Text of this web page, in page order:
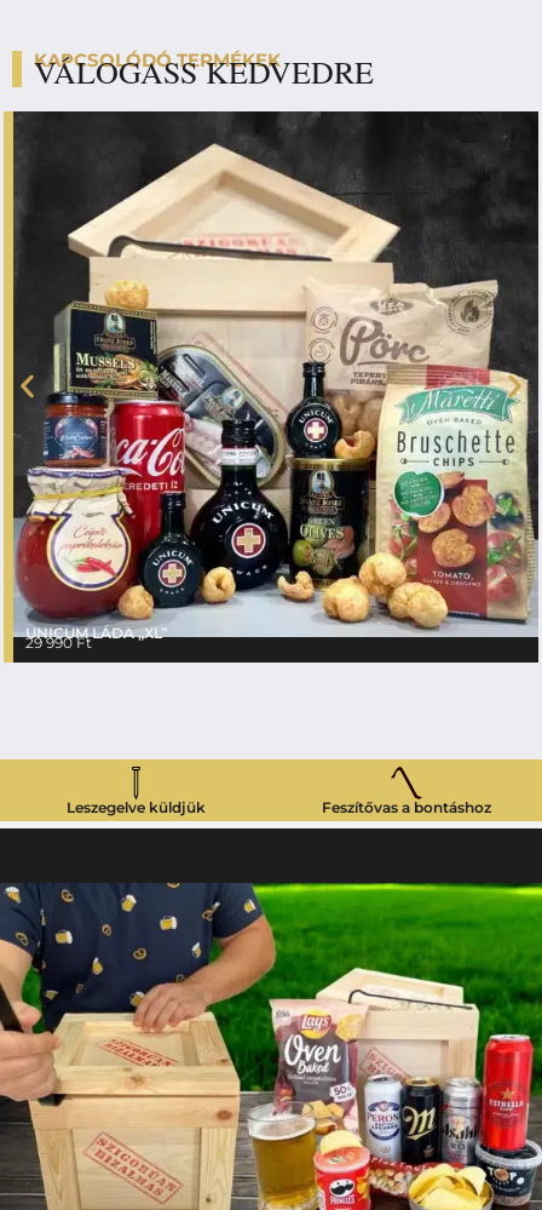
KAPCSOLÓDÓ TERMÉKEK
VÁLOGASS KEDVEDRE
UNICUM LÁDA „XL”
29 990Ft
Leszegelve küldjük Feszítővas a bontáshoz